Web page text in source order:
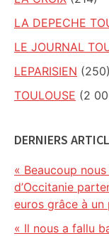
LA DEPECHE
LE JOURNAL
LEPARISIEN (250)
TOULOUSE (2
DERNIERS
« Beaucoup
d’Occitanie
euros grâce à un
« Il nous a fallu